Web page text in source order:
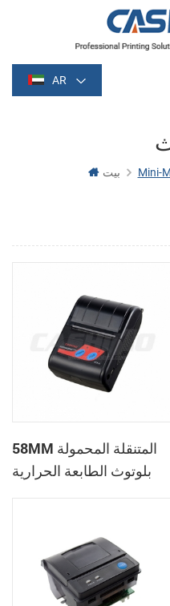
AR
بيت Mini-
58MM المتنقلة المحمولة
بلوتوث الطابعة الحرارية